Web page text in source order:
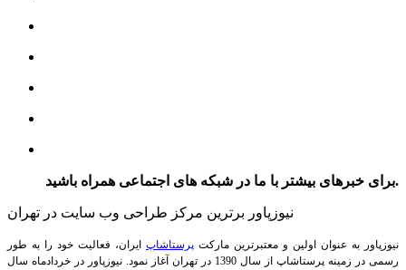
برای خبرهای بیشتر با ما در شبکه های اجتماعی همراه باشید.
نیوزپاور برترین مرکز طراحی وب سایت در تهران
نیوزپاور به عنوان اولین و معتبرترین مارکت پرستاشاپ ایران، فعالیت خود را به طور
رسمی در زمینه پرستاشاپ از سال 1390 در تهران آغاز نمود. نیوزپاور در خردادماه سال